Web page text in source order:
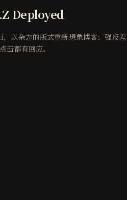
Deployed
以杂志的版式重新想象博客：强反差
击都有回应。